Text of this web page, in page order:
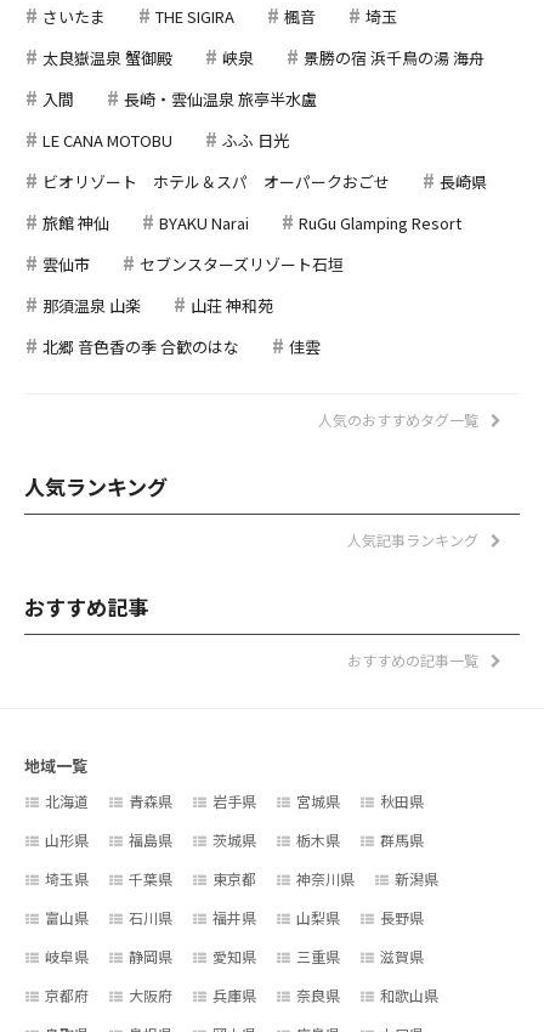
さいたま
THE SIGIRA 楓音
埼玉
太良嶽温泉 蟹御殿
峡泉
景勝の宿 浜千鳥の湯 海舟
入間
長崎・雲仙温泉 旅亭半水盧
LE CANA MOTOBU
ふふ 日光
ビオリゾート ホテル＆スパ オーパークおごせ
長崎県
旅館 神仙
BYAKU Narai
RuGu Glamping Resort
雲仙市
セブンスターズリゾート石垣
那須温泉 山楽
山荘 神和苑
北郷 音色香の季 合歓のはな
佳雲
人気のおすすめタグ一覧
人気ランキング
人気記事ランキング
おすすめ記事
おすすめの記事一覧
地域一覧
北海道 青森県 岩手県 宮城県
秋田県
山形県
福島県 茨城県 栃木県
群馬県
埼玉県
千葉県 東京都 神奈川県
新潟県
富山県
石川県 福井県 山梨県
長野県
岐阜県
静岡県 愛知県 三重県
滋賀県
京都府
大阪府 兵庫県 奈良県
和歌山県